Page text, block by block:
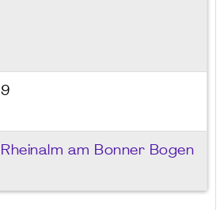
9
Rheinalm am Bonner Bogen